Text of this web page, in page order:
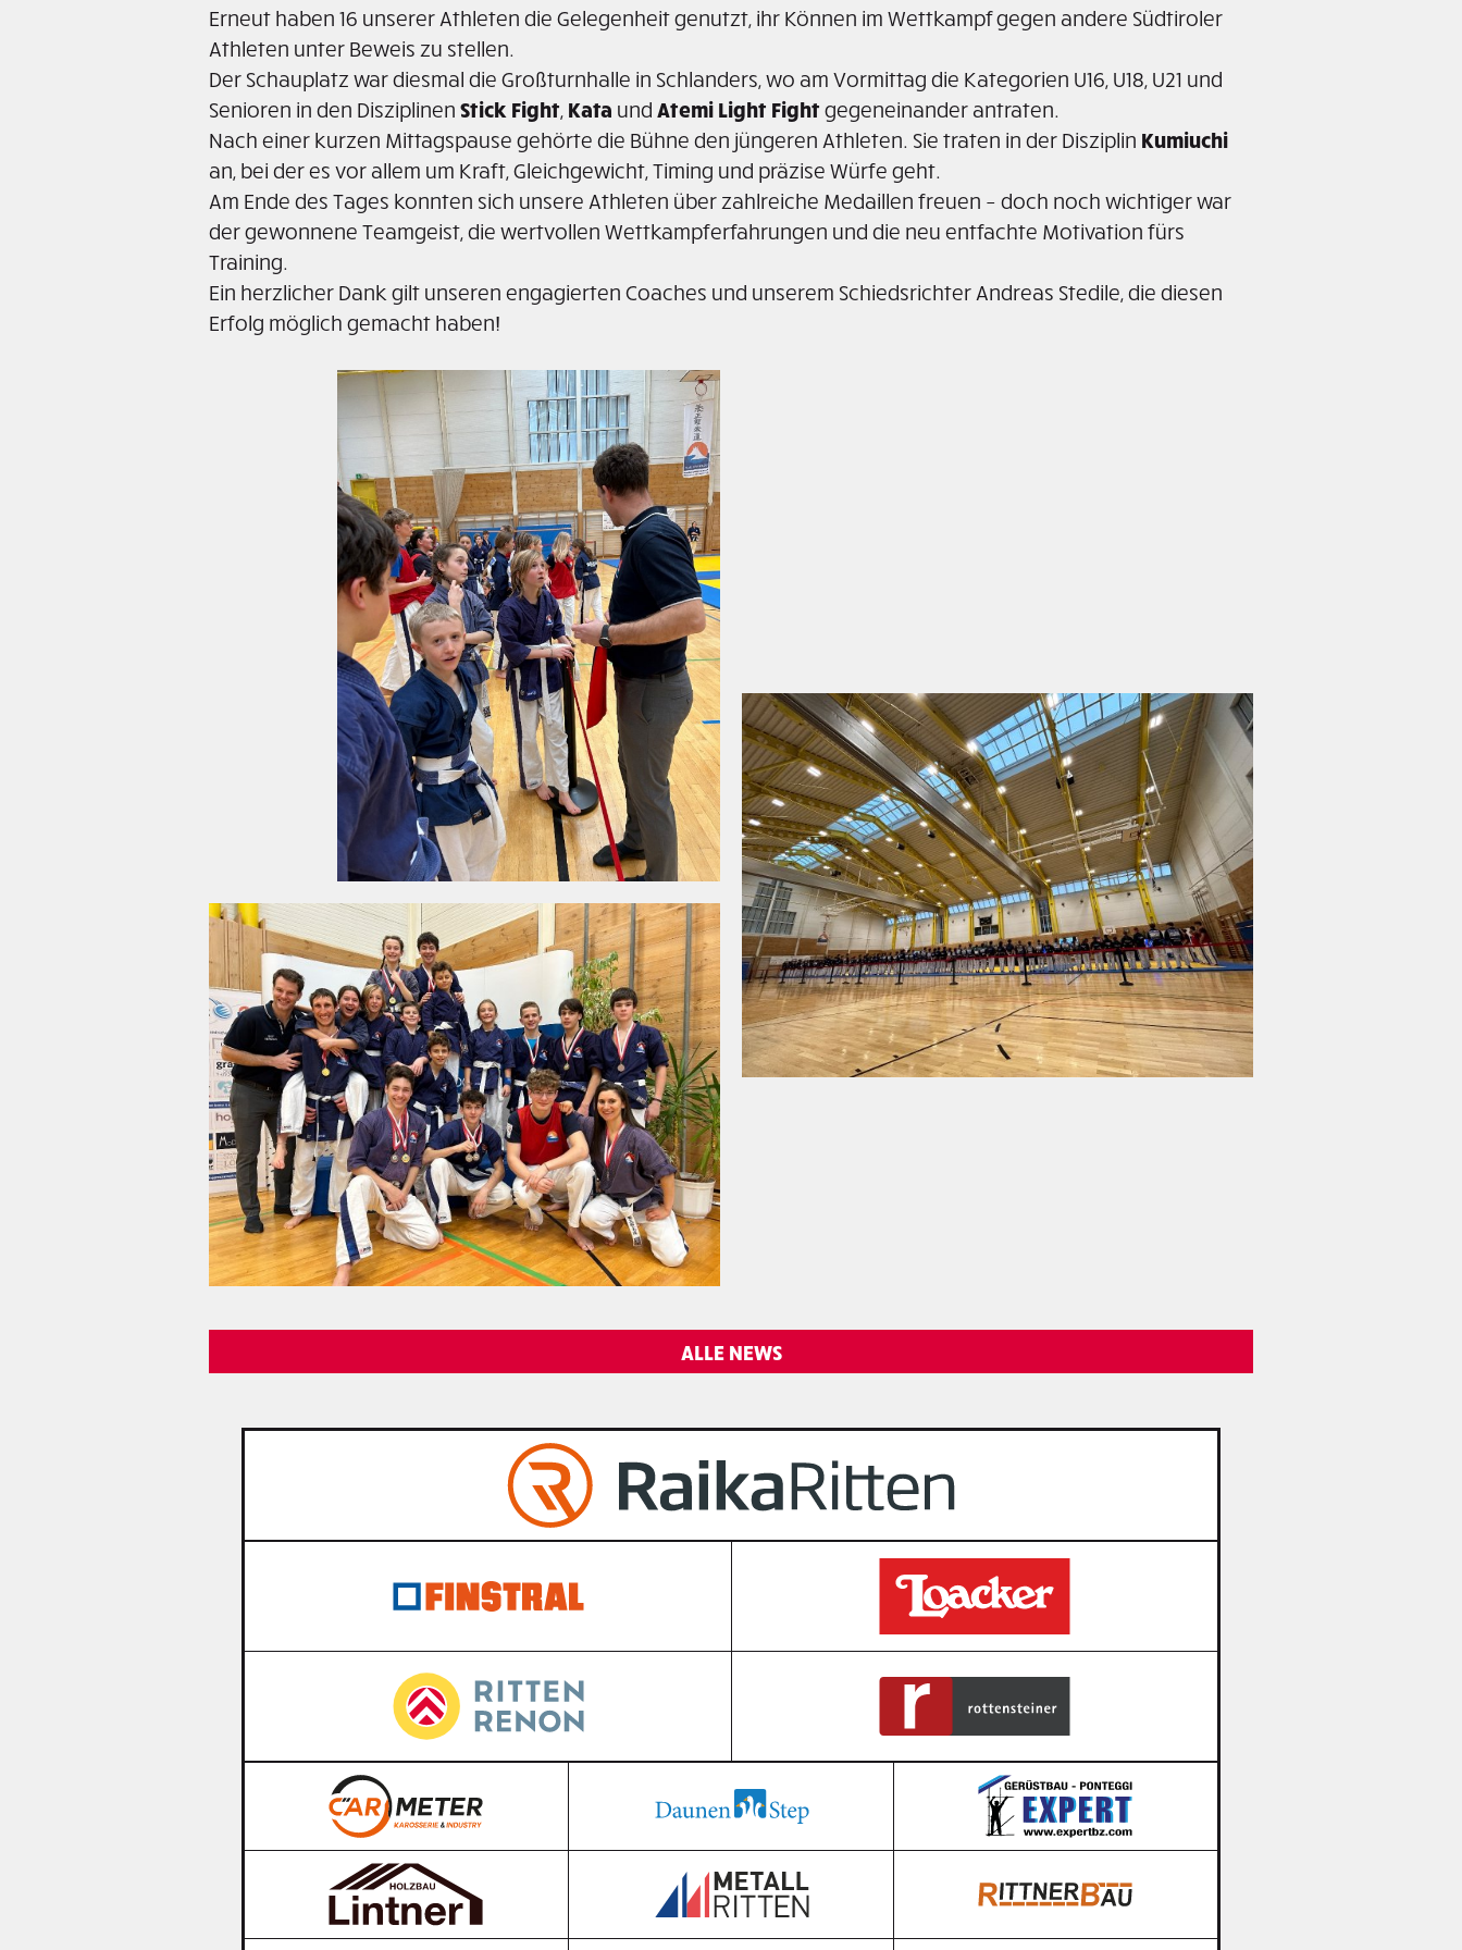
Erneut haben 16 unserer Athleten die Gelegenheit genutzt, ihr Können im Wettkampf gegen andere Südtiroler
Athleten unter Beweis zu stellen.
Der Schauplatz war diesmal die Großturnhalle in Schlanders, wo am Vormittag die Kategorien U16, U18, U21 und
Senioren in den Disziplinen Stick Fight Kata und Atemi Light Fight gegeneinander antraten.
Nach einer kurzen Mittagspause gehörte die Bühne den jüngeren Athleten. Sie traten in der Disziplin Kumiuchi
an, bei der es vor allem um Kraft, Gleichgewicht, Timing und präzise Würfe geht.
Am Ende des Tages konnten sich unsere Athleten über zahlreiche Medaillen freuen – doch noch wichtiger war
der gewonnene Teamgeist, die wertvollen Wettkampferfahrungen und die neu entfachte Motivation fürs
Training.
Ein herzlicher Dank gilt unseren engagierten Coaches und unserem Schiedsrichter Andreas Stedile, die diesen
Erfolg möglich gemacht haben!
ALLE NEWS